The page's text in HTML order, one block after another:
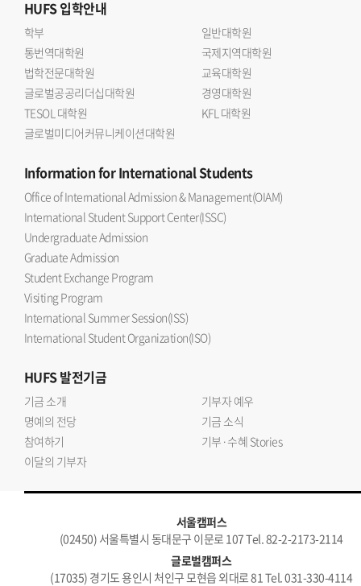
HUFS입학안내
학부
일반대학원
통번역대학원
국제지역대학원
법학전문대학원
교육대학원
글로벌공공리더십대학원
경영대학원
TESOL 대학원
KFL 대학원
글로벌미디어커뮤니케이션대학원
Informationfor International Students
Office of International Admission & Management(OIAM)
International Student Support Center(ISSC)
Undergraduate Admission
Graduate Admission
Student Exchange Program
Visiting Program
International Summer Session(ISS)
International Student Organization(ISO)
HUFS발전기금
기금 소개
기부자 예우
명예의 전당
기금 소식
참여하기
기부·수혜 Stories
이달의 기부자
서울캠퍼스
(02450) 서울특별시 동대문구 이문로 107 Tel. 82-2-2173-2114
글로벌캠퍼스
(17035) 경기도 용인시 처인구 모현읍 외대로 81 Tel. 031-330-4114